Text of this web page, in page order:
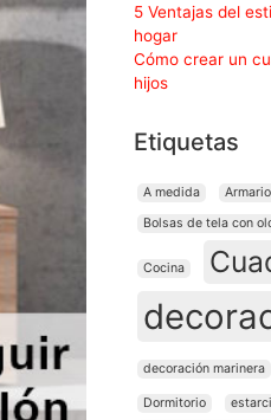
5 Ventajas del
hogar
Cómo crear un
hijos
Etiquetas
A medida
Bolsas de tela con
Cocina
decoración marinera
Dormitorio